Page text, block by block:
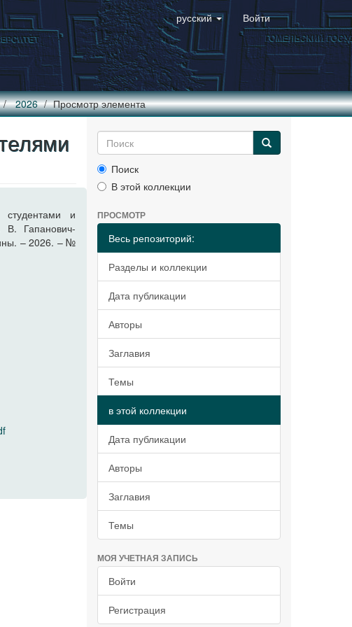
русский Войти
2026 Просмотр элемента
и
В. Гапанович-
– 2026. – №
Поиск
В этой коллекции
ПРОСМОТР
Весь репозиторий:
Разделы и коллекции
Дата публикации
Авторы
Заглавия
Темы
в этой коллекции
Дата публикации
Авторы
Заглавия
Темы
МОЯ УЧЕТНАЯ ЗАПИСЬ
Войти
Регистрация